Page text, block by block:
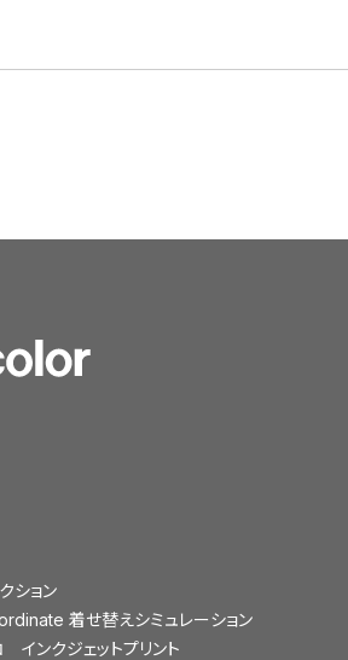
ション
着せ替えシミュレーション
インクジェットプリント